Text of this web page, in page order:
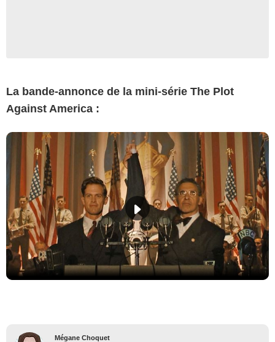
La bande-annonce de la mini-série The Plot
Against America :
Mégane Choquet